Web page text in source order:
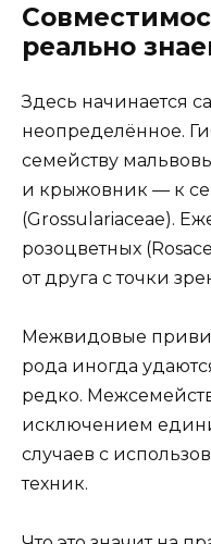
реально
Здесь начинается
неопределённое.
семейству
и крыжовник — к
(Grossulariaceae).
розоцветных
от друга с точки
Межвидовые
рода иногда
редко.
исключением
случаев с
техник.